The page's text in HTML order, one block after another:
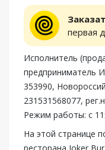
первая
Исполнитель
предприниматель
353990,
231531568077,
Режим работы: с
На этой странице